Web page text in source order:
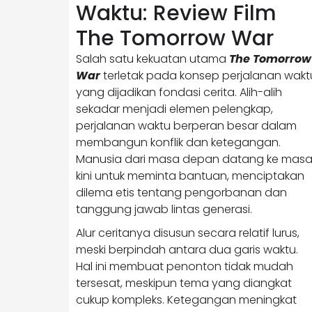
Waktu: Review Film
The Tomorrow War
Salah satu kekuatan utama The Tomorrow
Warterletak pada konsep perjalanan
yang dijadikan fondasi cerita. Alih-alih
sekadar menjadi elemen pelengkap,
perjalanan waktu berperan besar dalam
membangun konflik dan ketegangan.
Manusia dari masa depan datang ke masa
kini untuk meminta bantuan, menciptakan
dilema etis tentang pengorbanan dan
tanggung jawab lintas generasi.
Alur ceritanya disusun secara relatif lurus,
meski berpindah antara dua garis waktu.
Hal ini membuat penonton tidak mudah
tersesat, meskipun tema yang diangkat
cukup kompleks. Ketegangan meningkat